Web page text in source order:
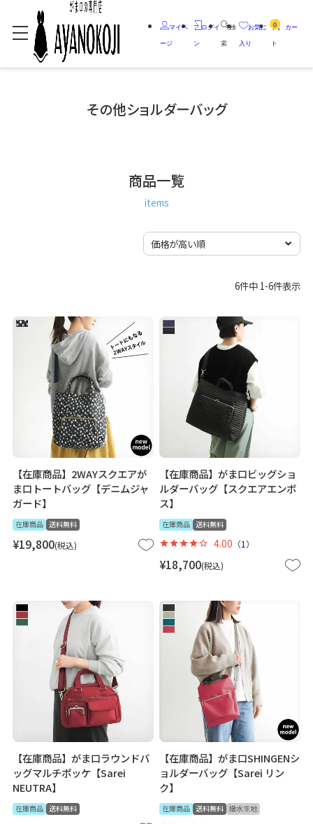
マイペ
ージ
ログイ
ン
検
索
お気に
入り
0 カー
ト
その他ショルダーバッグ
商品一覧
items
6件中 1-6件表示
【在庫商品】2WAYスクエアが
ま口トートバッグ【デニムジャ
ガード】
在庫商品 送料無料
¥19,800 税込
【在庫商品】がま口ビッグショ
ルダーバッグ【スクエアエンボ
ス】
在庫商品 送料無料
¥18,700 税込
4.00 （1 ）
【在庫商品】がま口ラウンドバ
ッグマルチポッケ【Sarei
NEUTRA】
在庫商品 送料無料
【在庫商品】がま口SHINGENシ
ョルダーバッグ【Sarei リン
ク】
在庫商品 送料無料 撥水生地